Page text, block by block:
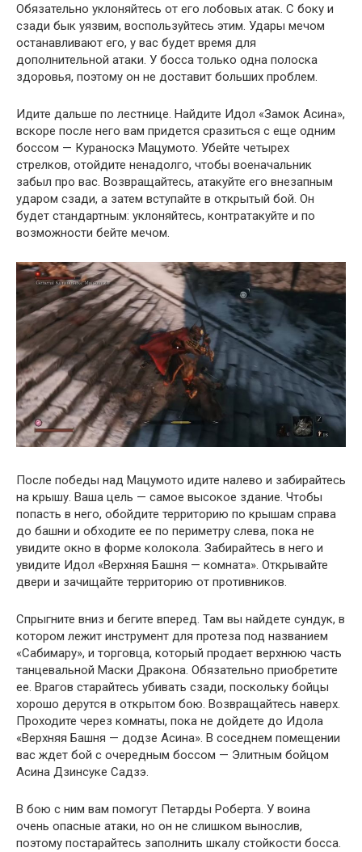
Обязательно уклоняйтесь от его лобовых атак. С боку и
сзади бык уязвим, воспользуйтесь этим. Удары мечом
останавливают его, у вас будет время для
дополнительной атаки. У босса только одна полоска
здоровья, поэтому он не доставит больших проблем.
Идите дальше по лестнице. Найдите Идол «Замок Асина»,
вскоре после него вам придется сразиться с еще одним
боссом — Кураноскэ Мацумото. Убейте четырех
стрелков, отойдите ненадолго, чтобы военачальник
забыл про вас. Возвращайтесь, атакуйте его внезапным
ударом сзади, а затем вступайте в открытый бой. Он
будет стандартным: уклоняйтесь, контратакуйте и по
возможности бейте мечом.
После победы над Мацумото идите налево и забирайтесь
на крышу. Ваша цель — самое высокое здание. Чтобы
попасть в него, обойдите территорию по крышам справа
до башни и обходите ее по периметру слева, пока не
увидите окно в форме колокола. Забирайтесь в него и
увидите Идол «Верхняя Башня — комната». Открывайте
двери и зачищайте территорию от противников.
Спрыгните вниз и бегите вперед. Там вы найдете сундук, в
котором лежит инструмент для протеза под названием
«Сабимару», и торговца, который продает верхнюю часть
танцевальной Маски Дракона. Обязательно приобретите
ее. Врагов старайтесь убивать сзади, поскольку бойцы
хорошо дерутся в открытом бою. Возвращайтесь наверх.
Проходите через комнаты, пока не дойдете до Идола
«Верхняя Башня — додзе Асина». В соседнем помещении
вас ждет бой с очередным боссом — Элитным бойцом
Асина Дзинсуке Садзэ.
В бою с ним вам помогут Петарды Роберта. У воина
очень опасные атаки, но он не слишком вынослив,
поэтому постарайтесь заполнить шкалу стойкости босса.